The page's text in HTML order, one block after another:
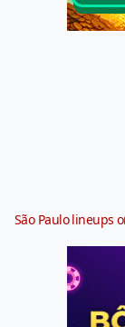
São Paulo lineups